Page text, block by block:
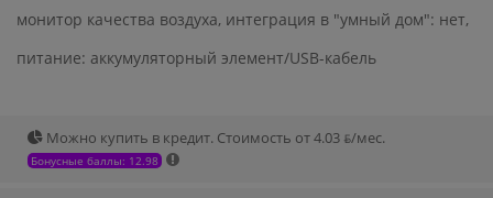
монитор качества воздуха, интеграция в "умный дом": нет,
питание: аккумуляторный элемент/USB-кабель
Можно купить в кредит. Стоимость от 4.03 ƃ/мec.
Бонусные баллы: 12.98